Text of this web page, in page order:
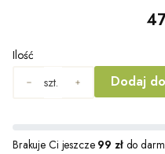
Ilość
szt.
Dodaj
Brakuje Ci jeszcze 99 złdo